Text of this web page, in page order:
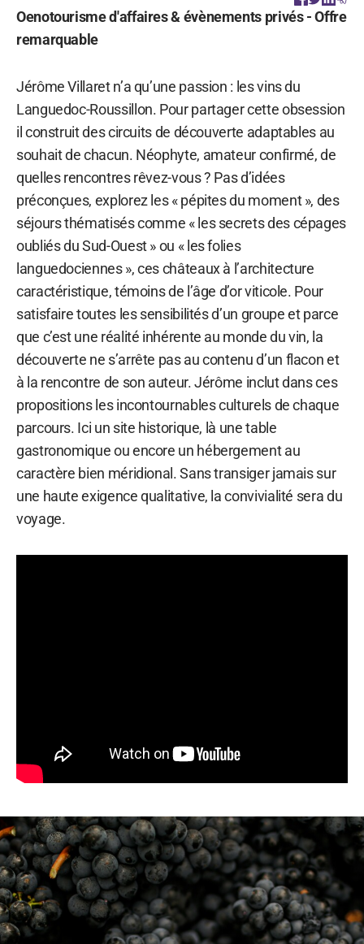
Oenotourisme d'affaires & évènements privés - Offre
remarquable
Jérôme Villaret n’a qu’une passion : les vins du
Languedoc-Roussillon. Pour partager cette obsession
il construit des circuits de découverte adaptables au
souhait de chacun. Néophyte, amateur confirmé, de
quelles rencontres rêvez-vous ? Pas d’idées
préconçues, explorez les « pépites du moment », des
séjours thématisés comme « les secrets des cépages
oubliés du Sud-Ouest » ou « les folies
languedociennes », ces châteaux à l’architecture
caractéristique, témoins de l’âge d’or viticole. Pour
satisfaire toutes les sensibilités d’un groupe et parce
que c’est une réalité inhérente au monde du vin, la
découverte ne s’arrête pas au contenu d’un flacon et
à la rencontre de son auteur. Jérôme inclut dans ces
propositions les incontournables culturels de chaque
parcours. Ici un site historique, là une table
gastronomique ou encore un hébergement au
caractère bien méridional. Sans transiger jamais sur
une haute exigence qualitative, la convivialité sera du
voyage.